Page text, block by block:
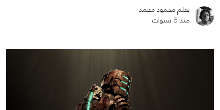
بقلم محمود محمد
منذ 5 سنوات